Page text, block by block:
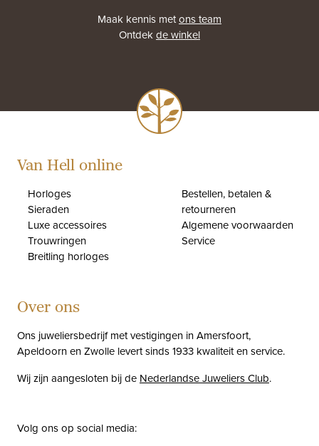
Maak kennis metons team
Ontdekde winkel
Van Hell online
Horloges
Sieraden
Luxe accessoires
Trouwringen
Breitling horloges
Bestellen, betalen &
retourneren
Algemene voorwaarden
Service
Over ons
Ons juweliersbedrijf met vestigingen in Amersfoort,
Apeldoorn en Zwolle levert sinds 1933 kwaliteit en service.
Wij zijn aangesloten bij de Nederlandse Juweliers Club.
Volg ons op social media: